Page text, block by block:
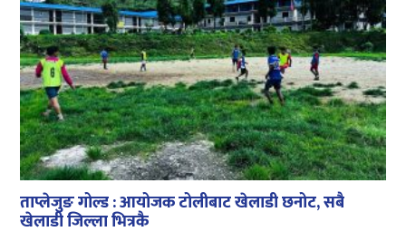
ताप्लेजुङ गोल्ड : आयोजक टोलीबाट खेलाडी छनोट, सबै
खेलाडी जिल्ला भित्रकै